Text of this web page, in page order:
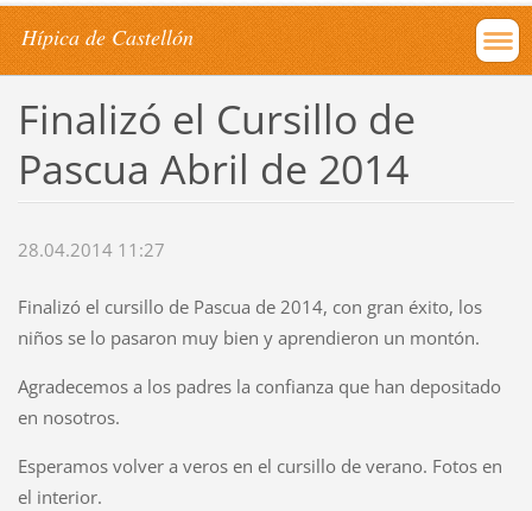
Hípica de Castellón
Finalizó el Cursillo de
Pascua Abril de 2014
28.04.2014 11:27
Finalizó el cursillo de Pascua de 2014, con gran éxito, los
niños se lo pasaron muy bien y aprendieron un montón.
Agradecemos a los padres la confianza que han depositado
en nosotros.
Esperamos volver a veros en el cursillo de verano. Fotos en
el interior.